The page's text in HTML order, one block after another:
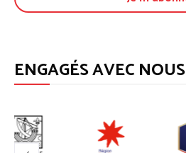
ENGAGÉS AVEC NOUS